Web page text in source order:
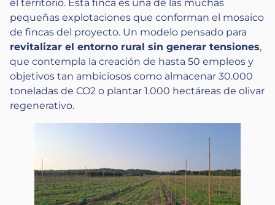
el territorio. Esta finca es una de las muchas
pequeñas explotaciones que conforman el mosaico
de fincas del proyecto. Un modelo pensado para
revitalizar el entorno rural sin generar tensiones,
que contempla la creación de hasta 50 empleos y
objetivos tan ambiciosos como almacenar 30.000
toneladas de CO2 o plantar 1.000 hectáreas de olivar
regenerativo.